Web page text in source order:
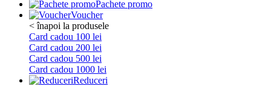
Pachete promo
Voucher
< înapoi la produsele
Card cadou 100 lei
Card cadou 200 lei
Card cadou 500 lei
Card cadou 1000 lei
Reduceri